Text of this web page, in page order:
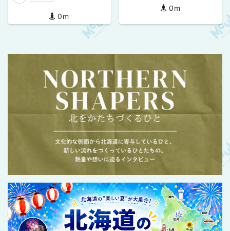
う大人の旅を
0m
0m